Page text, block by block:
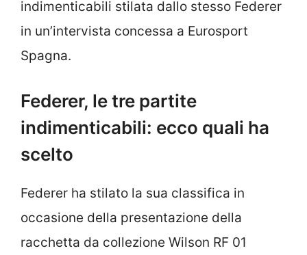
indimenticabili stilata dallo stesso Federer
in un’intervista concessa a Eurosport
Spagna.
Federer, le tre partite
indimenticabili: ecco quali ha
scelto
Federer ha stilato la sua classifica in
occasione della presentazione della
racchetta da collezione Wilson RF 01